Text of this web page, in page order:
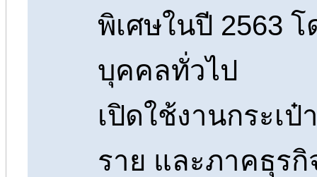
พิเศษในปี 2563
บุคคลทั่วไป
เปิดใช้งานกระเ
ราย และภาคธุร